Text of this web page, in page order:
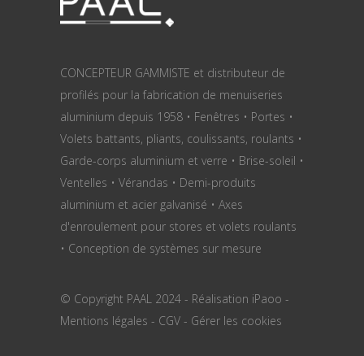
CONCEPTEUR GAMMISTE et distributeur de
profilés pour la fabrication de menuiseries
aluminium depuis 1958 • Fenêtres • Portes •
Volets battants, pliants, coulissants, roulants •
Garde-corps aluminium et verre • Brise-soleil •
Ventelles • Vérandas • Demi-produits
aluminium et acier galvanisé • Axes
d'enroulement pour stores et volets roulants
• Conception de systèmes sur mesure
© Copyright PAAL 2024 - Réalisation iPaoo -
Mentions légales - CGV - Gérer les cookies